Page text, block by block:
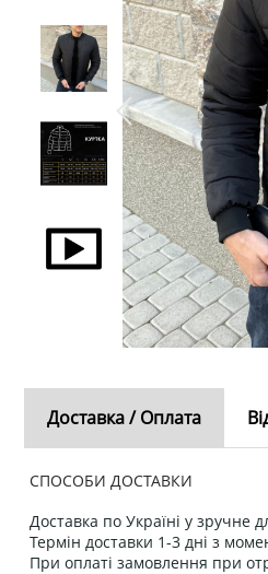
Доставка / Оплата
СПОСОБИ ДОСТАВКИ
Доставка по Україні у зручне
Термін доставки 1-3 дні з
При оплаті замовлення при